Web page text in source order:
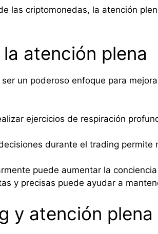
las criptomonedas, la atención
atención plena
un poderoso enfoque para
ejercicios de respiración
durante el trading
puede aumentar la
y precisas puede ayudar a
y atención plena